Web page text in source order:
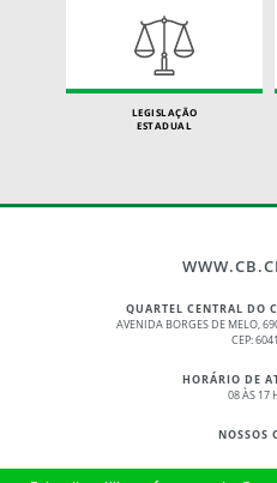
LEGISLAÇÃO
ESTADUAL
QUARTEL CENTRAL DO
AVENIDA BORGES DE MELO,
CEP:
HORÁRIO DE
08 ÀS 17
NOSSOS
© 2017 - 2026 –